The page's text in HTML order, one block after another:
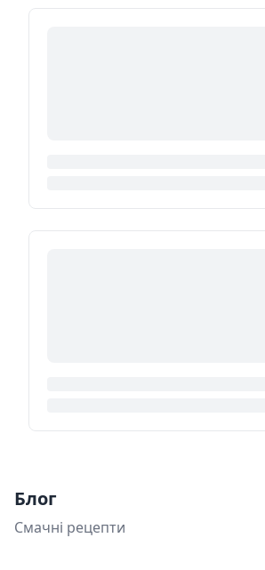
Блог
Смачні рецепти